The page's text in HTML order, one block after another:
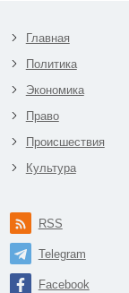
Главная
Политика
Экономика
Право
Происшествия
Культура
RSS
Telegram
Facebook